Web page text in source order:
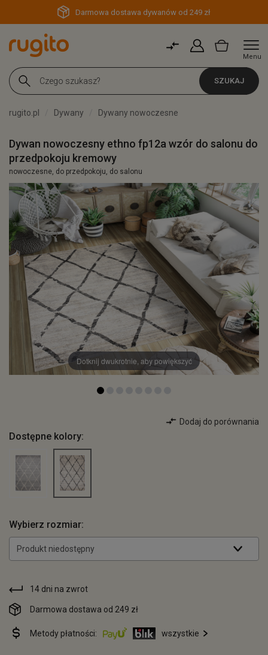
Darmowa dostawa dywanów od 249 zł
Menu
SZUKAJ
rugito.pl Dywany Dywany nowoczesne
Dywan nowoczesny ethno fp12a wzór do salonu do
przedpokoju kremowy
nowoczesne, do przedpokoju, do salonu
Dotknij dwukrotnie, aby powiększyć
Dodaj do porównania
Dostępne kolory:
Wybierz rozmiar:
Produkt niedostępny
14 dni na zwrot
Darmowa dostawa od 249 zł
Metody płatności: wszystkie